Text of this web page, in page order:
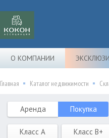
О КОМПАНИИ
Главная Каталог недвижимости
Аренда Покупка
Класс A Класс B+